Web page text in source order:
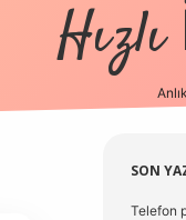
SON
Telefon